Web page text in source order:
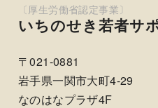
いちのせき若者サ
〒021-0881
岩手県一関市大町4-29
なのはなプラザ4F